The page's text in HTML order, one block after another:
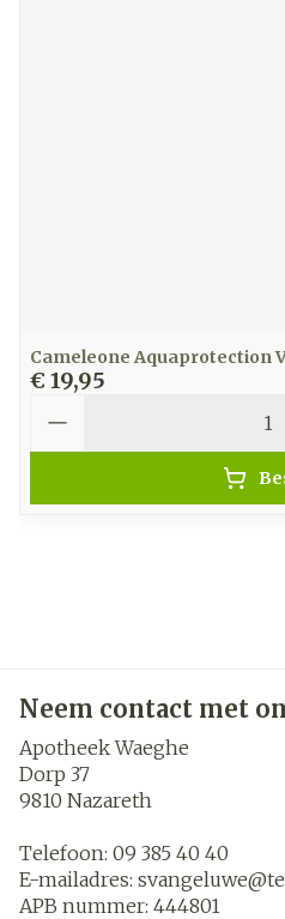
Cameleone Aquaprotection
€ 19,95
Neem contact met
Apotheek Waeghe
Dorp 37
9810 Nazareth
Telefoon: 09 385 40 40
E-mailadres: svangeluwe@
APB nummer: 444801